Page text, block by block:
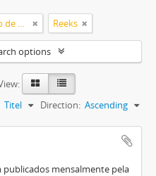
Coordenação de Aperfeiçoamento de Pessoal de Nível Superior (CAPES) Reeks
options
Titel Direction: Ascending
mensalmente pela